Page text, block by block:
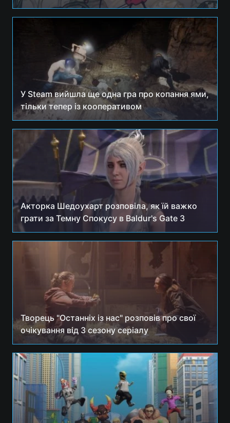
У Steam вийшла ще одна гра про копання ями,
тільки тепер із кооперативом
Акторка Шедоухарт розповіла, як їй важко
грати за Темну Спокусу в Baldur's Gate 3
Творець "Останніх із нас" розповів про свої
очікування від 3 сезону серіалу